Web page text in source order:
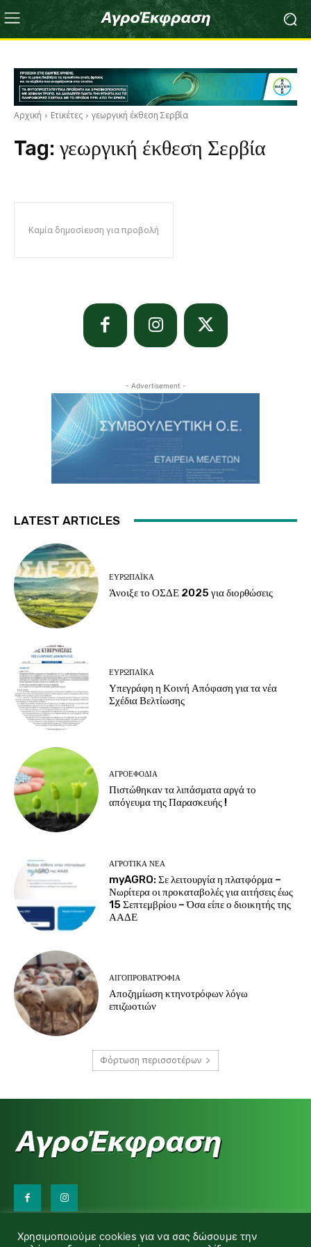
Αρχική Ετικέτες γεωργική έκθεση Σερβία
Tag: γεωργική έκθεση Σερβία
Καμία δημοσίευση για προβολή
- Advertisement -
LATEST ARTICLES
ΕΥΡΩΠΑΪΚΆ
Άνοιξε το ΟΣΔΕ 2025 για διορθώσεις
ΕΥΡΩΠΑΪΚΆ
Υπεγράφη η Κοινή Απόφαση για τα νέα
Σχέδια Βελτίωσης
ΑΓΡΟΕΦΌΔΙΑ
Πιστώθηκαν τα λιπάσματα αργά το
απόγευμα της Παρασκευής !
ΑΓΡΟΤΙΚΆ ΝΈΑ
myAGRO: Σε λειτουργία η πλατφόρμα –
Νωρίτερα οι προκαταβολές για αιτήσεις έως
15 Σεπτεμβρίου – Όσα είπε ο διοικητής της
ΑΑΔΕ
ΑΙΓΟΠΡΟΒΑΤΡΟΦΊΑ
Αποζημίωση κτηνοτρόφων λόγω
επιζωοτιών
Φόρτωση περισσοτέρων
d.makas@yahoo.gr
Χρησιμοποιούμε cookies για να σας δώσουμε την